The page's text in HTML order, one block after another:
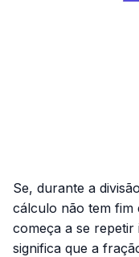
Se, durante a
cálculo não tem fim
começa a se
significa que a